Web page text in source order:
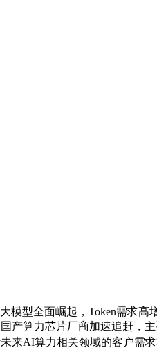
模型全面崛起，Token需求
产算力芯片厂商加速追赶，
来AI算力相关领域的客户需